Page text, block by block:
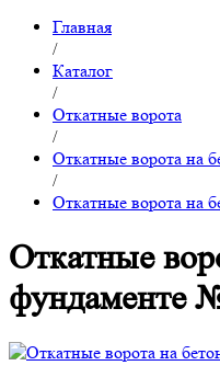
Главная
/
Каталог
/
Откатные ворота
/
Откатные ворота на
/
Откатные ворота на
Откатные
фундаменте